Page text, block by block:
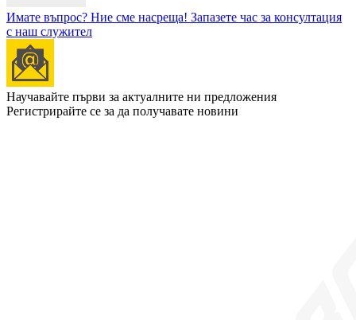
Имате въпрос? Ние сме насреща! Запазете час за консултация
с наш служител
Научавайте първи за актуалните ни предложения
Регистрирайте се за да получавате новини